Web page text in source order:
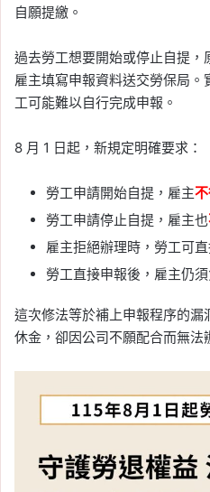
自願提繳。
過去勞工想要開始或停止自提
雇主填寫申報資料送交勞保局
工可能難以自行完成申報。
8 月 1 日起，新規定明確要求：
勞工申請開始自提，雇主
勞工申請停止自提，雇主也
雇主拒絕辦理時，勞工可
勞工直接申報後，雇主仍
這次修法等於補上申報程序的
休金，卻因公司不願配合而無法